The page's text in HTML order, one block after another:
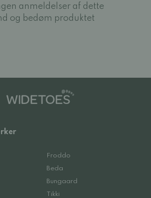
anmeldelser af dette
og bedøm produktet
Froddo
Beda
Bungaard
Tikki